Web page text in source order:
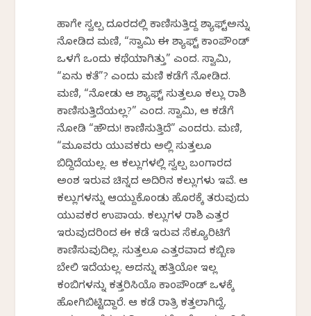
ಹಾಗೇ ಸ್ವಲ್ಪ ದೂರದಲ್ಲಿ ಕಾಣಿಸುತ್ತಿದ್ದ ಶ್ಯಾಫ್ಟ್ಅನ್ನು
ನೋಡಿದ ಮಣಿ, “ಸ್ವಾಮಿ ಈ ಶ್ಯಾಫ್ಟ್ ಕಾಂಪೌಂಡ್
ಒಳಗೆ ಒಂದು ಕಥೆಯಾಗಿತ್ತು” ಎಂದ. ಸ್ವಾಮಿ,
“ಏನು ಕತೆ”? ಎಂದು ಮಣಿ ಕಡೆಗೆ ನೋಡಿದ.
ಮಣಿ, “ನೋಡು ಆ ಶ್ಯಾಫ್ಟ್ ಸುತ್ತಲೂ ಕಲ್ಲು ರಾಶಿ
ಕಾಣಿಸುತ್ತಿದೆಯಲ್ಲ?” ಎಂದ. ಸ್ವಾಮಿ, ಆ ಕಡೆಗೆ
ನೋಡಿ “ಹೌದು! ಕಾಣಿಸುತ್ತಿದೆ” ಎಂದರು. ಮಣಿ,
“ಮೂವರು ಯುವಕರು ಅಲ್ಲಿ ಸುತ್ತಲೂ
ಬಿದ್ದಿದೆಯಲ್ಲ. ಆ ಕಲ್ಲುಗಳಲ್ಲಿ ಸ್ವಲ್ಪ ಬಂಗಾರದ
ಅಂಶ ಇರುವ ಚಿನ್ನದ ಅದಿರಿನ ಕಲ್ಲುಗಳು ಇವೆ. ಆ
ಕಲ್ಲುಗಳನ್ನು ಆಯ್ದುಕೊಂಡು ಹೊರಕ್ಕೆ ತರುವುದು
ಯುವಕರ ಉಪಾಯ. ಕಲ್ಲುಗಳ ರಾಶಿ ಎತ್ತರ
ಇರುವುದರಿಂದ ಈ ಕಡೆ ಇರುವ ಸೆಕ್ಯೂರಿಟಿಗೆ
ಕಾಣಿಸುವುದಿಲ್ಲ. ಸುತ್ತಲೂ ಎತ್ತರವಾದ ಕಬ್ಬಿಣ
ಬೇಲಿ ಇದೆಯಲ್ಲ. ಅದನ್ನು ಹತ್ತಿಯೋ ಇಲ್ಲ
ಕಂಬಿಗಳನ್ನು ಕತ್ತರಿಸಿಯೊ ಕಾಂಪೌಂಡ್ ಒಳಕ್ಕೆ
ಹೋಗಿಬಿಟ್ಟಿದ್ದಾರೆ. ಆ ಕಡೆ ರಾತ್ರಿ ಕತ್ತಲಾಗಿದ್ದೆ,